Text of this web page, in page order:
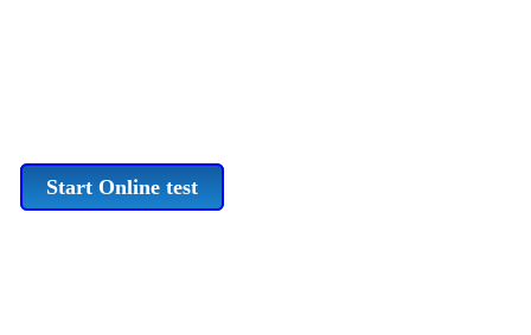
Start Online test